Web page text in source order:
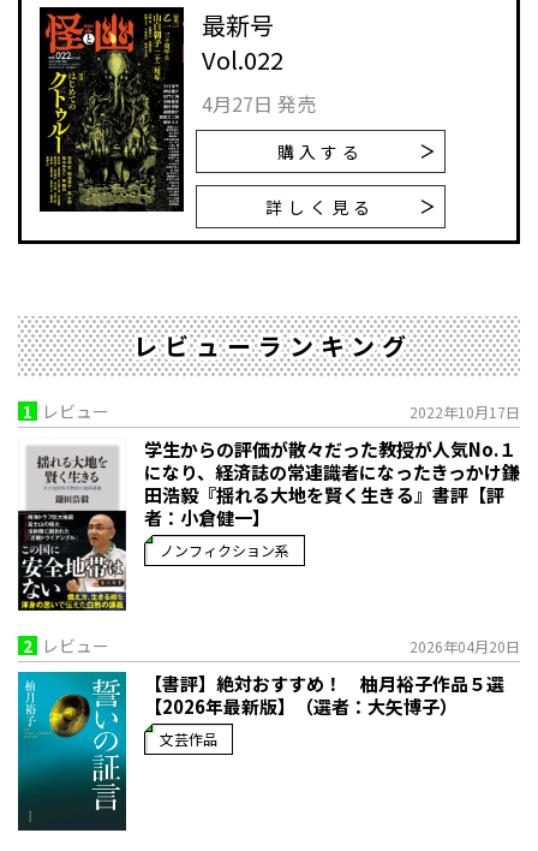
最新号
Vol.022
4月27日 発売
購入する
詳しく見る
レビューランキング
1 レビュー 2022年10月17日
学生からの評価が散々だった教授が人気No.１
になり、経済誌の常連識者になったきっかけ――鎌
田浩毅『揺れる大地を賢く生きる』書評【評
者：小倉健一】
ノンフィクション系
2 レビュー 2026年04月20日
【書評】絶対おすすめ！ 柚月裕子作品５選
【2026年最新版】（選者：大矢博子）
文芸作品